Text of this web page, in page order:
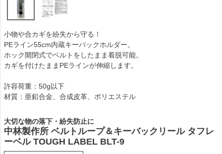
小物や合カギを紛失から守る！
PEライン55cm内蔵キーバックホルダー。
ホック開閉式でベルトをしたまま着脱可能。
カギを付けたままPEラインが伸縮します。
許容荷重：50g以下
材質：亜鉛合金、合成皮革、ポリエステル
大切な物の落下・紛失防止に
中林製作所 ベルトループ＆キーバックリール タフレ
ーベル TOUGH LABEL BLT-9